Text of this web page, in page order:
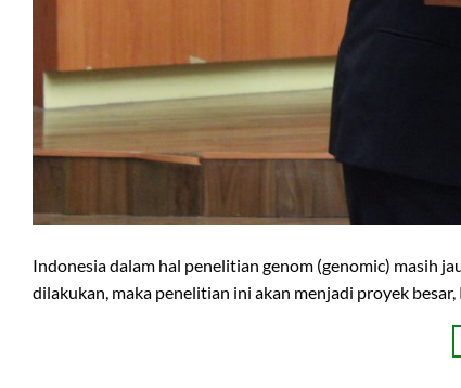
Indonesia dalam hal penelitian genom (genomic) masih
dilakukan, maka penelitian ini akan menjadi proyek